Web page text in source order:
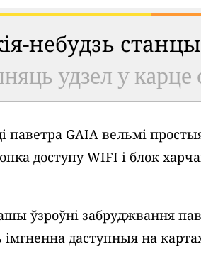
небудзь
удзел у карце
GAIA вельмі
доступу WIFI і блок
ўзроўні забруджвання
імгненна даступныя на